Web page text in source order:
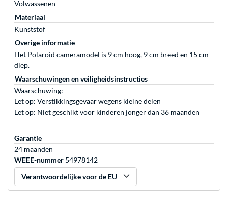
Volwassenen
Materiaal
Kunststof
Overige informatie
Het Polaroid cameramodel is 9 cm hoog, 9 cm breed en 15 cm
diep.
Waarschuwingen en veiligheidsinstructies
Waarschuwing:
Let op: Verstikkingsgevaar wegens kleine delen
Let op: Niet geschikt voor kinderen jonger dan 36 maanden
Garantie
24 maanden
WEEE-nummer 54978142
Verantwoordelijke voor de EU